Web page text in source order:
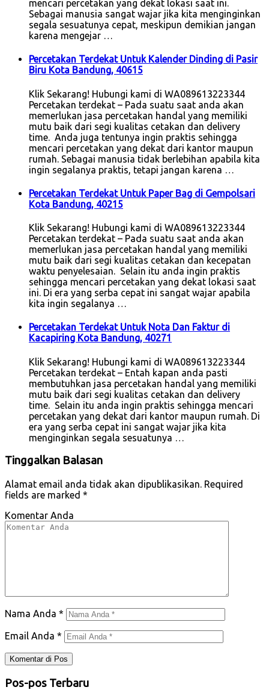
mencari percetakan yang dekat lokasi saat ini.
Sebagai manusia sangat wajar jika kita menginginkan
segala sesuatunya cepat, meskipun demikian jangan
karena mengejar …
Percetakan Terdekat Untuk Kalender Dinding di Pasir
Biru Kota Bandung, 40615
Klik Sekarang! Hubungi kami di WA089613223344
Percetakan terdekat – Pada suatu saat anda akan
memerlukan jasa percetakan handal yang memiliki
mutu baik dari segi kualitas cetakan dan delivery
time. Anda juga tentunya ingin praktis sehingga
mencari percetakan yang dekat dari kantor maupun
rumah. Sebagai manusia tidak berlebihan apabila kita
ingin segalanya praktis, tetapi jangan karena …
Percetakan Terdekat Untuk Paper Bag di Gempolsari
Kota Bandung, 40215
Klik Sekarang! Hubungi kami di WA089613223344
Percetakan terdekat – Pada suatu saat anda akan
memerlukan jasa percetakan handal yang memiliki
mutu baik dari segi kualitas cetakan dan kecepatan
waktu penyelesaian. Selain itu anda ingin praktis
sehingga mencari percetakan yang dekat lokasi saat
ini. Di era yang serba cepat ini sangat wajar apabila
kita ingin segalanya …
Percetakan Terdekat Untuk Nota Dan Faktur di
Kacapiring Kota Bandung, 40271
Klik Sekarang! Hubungi kami di WA089613223344
Percetakan terdekat – Entah kapan anda pasti
membutuhkan jasa percetakan handal yang memiliki
mutu baik dari segi kualitas cetakan dan delivery
time. Selain itu anda ingin praktis sehingga mencari
percetakan yang dekat dari kantor maupun rumah. Di
era yang serba cepat ini sangat wajar jika kita
menginginkan segala sesuatunya …
Tinggalkan Balasan
Alamat email anda tidak akan dipublikasikan. Required
fields are marked *
Komentar Anda
Nama Anda *
Email Anda *
Pos-pos Terbaru